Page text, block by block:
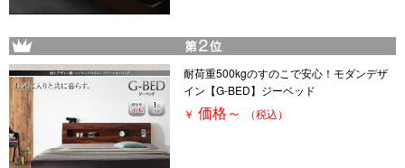
耐荷重500kgのすのこで安心！モダンデザ
イン【G-BED】ジーベッド
￥ 価格～ （税込）